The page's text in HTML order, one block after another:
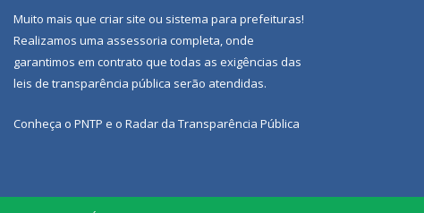
Muito mais que criar site ou sistema para prefeituras!
Realizamos uma assessoria completa, onde
garantimos em contrato que todas as exigências das
leis de transparência pública serão atendidas.
Conheça o PNTP e o Radar da Transparência Pública